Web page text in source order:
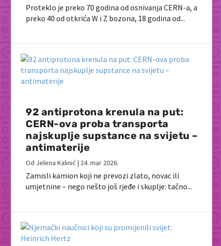
Proteklo je preko 70 godina od osnivanja CERN-a, a
preko 40 od otkrića W i Z bozona, 18 godina od...
92 antiprotona krenula na put:
CERN-ova proba transporta
najskuplje supstance na svijetu –
antimaterije
Od Jelena Kalinić | 24. mar 2026.
Zamisli kamion koji ne prevozi zlato, novac ili
umjetnine – nego nešto još rjeđe i skuplje: tačno...